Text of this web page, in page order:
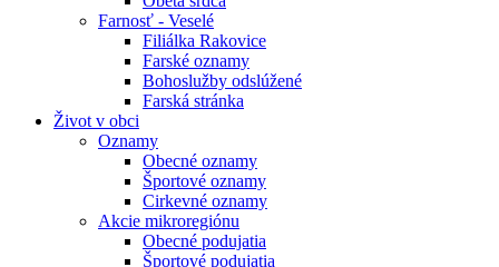
Farnosť - Veselé
Filiálka Rakovice
Farské oznamy
Bohoslužby odslúžené
Farská stránka
Život v obci
Oznamy
Obecné oznamy
Športové oznamy
Cirkevné oznamy
Akcie mikroregiónu
Obecné podujatia
Športové podujatia